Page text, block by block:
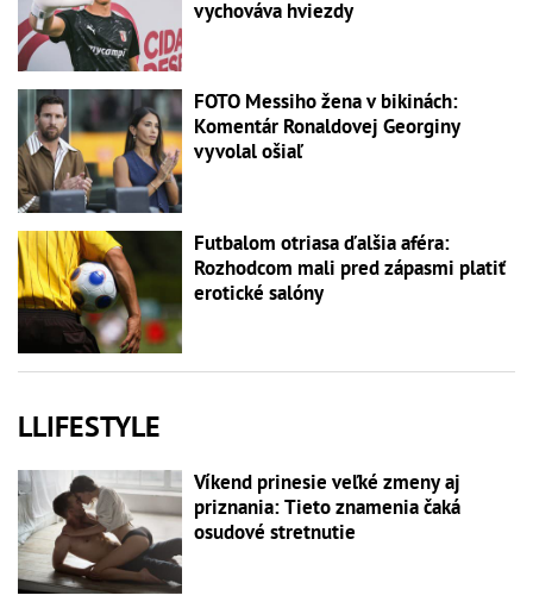
vychováva hviezdy
FOTO Messiho žena v bikinách:
Komentár Ronaldovej Georginy
vyvolal ošiaľ
Futbalom otriasa ďalšia aféra:
Rozhodcom mali pred zápasmi platiť
erotické salóny
LLIFESTYLE
Víkend prinesie veľké zmeny aj
priznania: Tieto znamenia čaká
osudové stretnutie